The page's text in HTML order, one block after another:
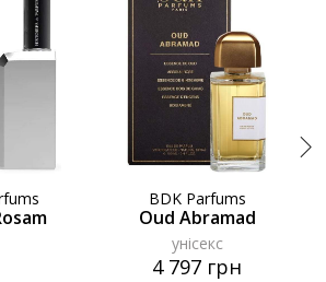
BDK Parfums
Oud Abramad
унісекс
4 797 грн